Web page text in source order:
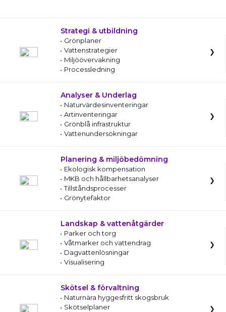
Strategi & utbildning
Grönplaner
Vattenstrategier
Miljöövervakning
Processledning
Analyser & Underlag
Naturvärdesinventeringar
Artinventeringar
Grönblå infrastruktur
Vattenundersökningar
Planering & miljöbedömning
Ekologisk kompensation
MKB och hållbarhetsanalyser
Tillståndsprocesser
Grönytefaktor
Landskap & vattenåtgärder
Parker och torg
Våtmarker och vattendrag
Dagvattenlösningar
Visualisering
Skötsel & förvaltning
Naturnära hyggesfritt skogsbruk
Skötselplaner